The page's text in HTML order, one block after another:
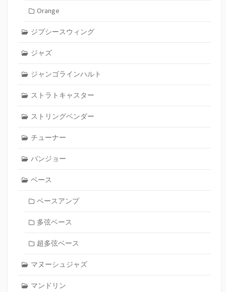
Orange
ジプシースウィング
ジャズ
ジャンゴラインハルト
ストラトキャスター
ストリングベンダー
チューナー
バンジョー
ベース
ベースアンプ
多弦ベース
超多弦ベース
マヌーシュジャズ
マンドリン